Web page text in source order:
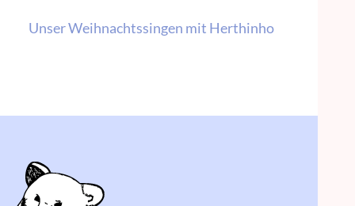
Unser Weihnachtssingen mit Herthinho